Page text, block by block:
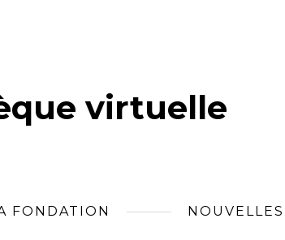
virtuelle
FONDATION NOUVELLES